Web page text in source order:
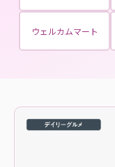
ウェルカムマート